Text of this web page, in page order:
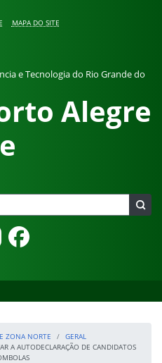
MAPA DO SITE
e Tecnologia do Rio Grande do
Alegre
Facebook
ZONA NORTE
GERAL
A AUTODECLARAÇÃO DE CANDIDATOS